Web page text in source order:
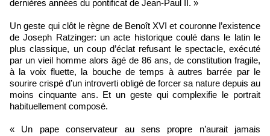
dernières années du pontificat de Jean-Paul II. »
Un geste qui clôt le règne de Benoît XVI et couronne l’existence
de Joseph Ratzinger: un acte historique coulé dans le latin le
plus classique, un coup d’éclat refusant le spectacle, exécuté
par un vieil homme alors âgé de 86 ans, de constitution fragile,
à la voix fluette, la bouche de temps à autres barrée par le
sourire crispé d’un introverti obligé de forcer sa nature depuis au
moins cinquante ans. Et un geste qui complexifie le portrait
habituellement composé.
« Un pape conservateur au sens propre n’aurait jamais